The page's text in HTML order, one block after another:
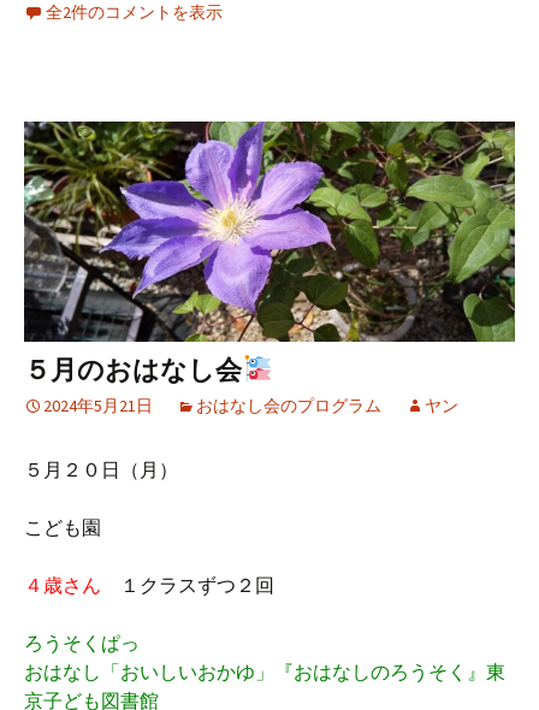
全2件のコメントを表示
５月のおはなし会
2024年5月21日 おはなし会のプログラム ヤン
５月２０日（月）
こども園
４歳さん １クラスずつ２回
ろうそくぱっ
おはなし「おいしいおかゆ」『おはなしのろうそく』東
京子ども図書館